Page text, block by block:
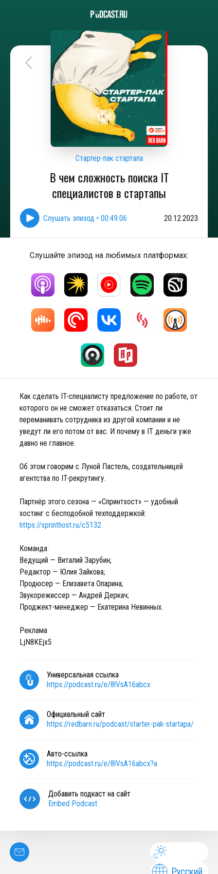
Стартер-пак стартапа
В чем сложность поиска IT
специалистов в стартапы
Слушать эпизод • 00:49:06 20.12.2023
Слушайте эпизод на любимых платформах:
Как сделать IT-специалисту предложение по работе, от
которого он не сможет отказаться. Стоит ли
переманивать сотрудника из другой компании и не
уведут ли его потом от вас. И почему в IT деньги уже
давно не главное.
Об этом говорим с Луной Пастель, создательницей
агентства по IT-рекрутингу.
Партнёр этого сезона — «Спринтхост» — удобный
хостинг с бесподобной техподдержкой:
https://sprinthost.ru/c5132
Команда:
Ведущий — Виталий Зарубин;
Редактор — Юлия Зайкова;
Продюсер — Елизавета Опарина;
Звукорежиссер — Андрей Деркач;
Проджект-менеджер — Екатерина Невинных.
Реклама
LjN8KEjx5
Универсальная ссылка
https://podcast.ru/e/8lVsA16abcx
Официальный сайт
https://redbarn.ru/podcast/starter-pak-startapa/
Авто-ссылка
https://podcast.ru/e/8lVsA16abcx?a
Добавить подкаст на сайт
Embed Podcast
Русский